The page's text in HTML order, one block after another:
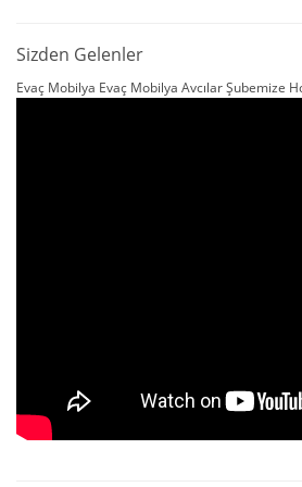
Sizden Gelenler
Evaç Mobilya Evaç Mobilya Avcılar Şubemize